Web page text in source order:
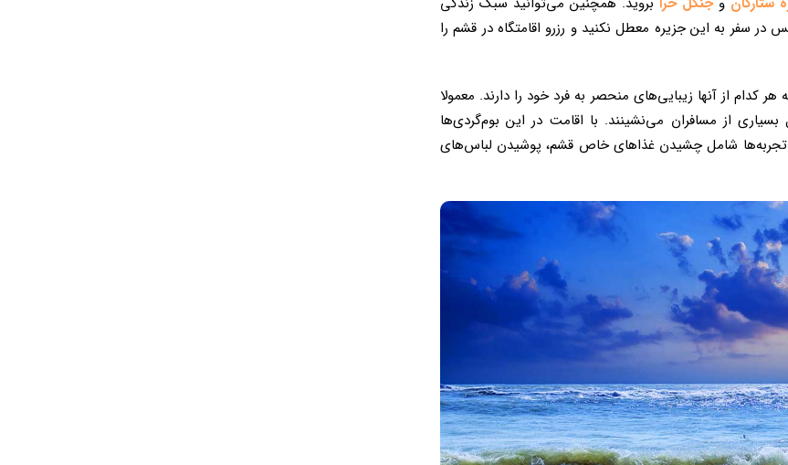
سفر به این جزیره معطل نکنید و رزرو اقامتگاه در قشم را
کدام از آنها زیبایی‌های منحصر به فرد خود را دارند. معمولا
از مسافران می‌نشینند. با اقامت در این بوم‌گردی‌ها
تجربه‌ها شامل چشیدن غذاهای خاص قشم، پوشیدن لباس‌های